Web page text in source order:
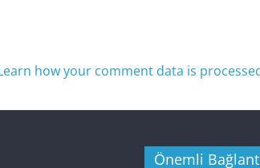
how your comment data is
Önemli